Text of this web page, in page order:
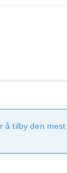
å tilby den mest